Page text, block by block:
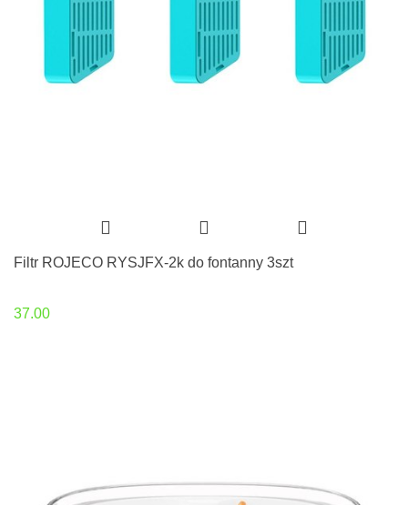
Filtr ROJECO RYSJFX-2k do fontanny 3szt
37.00